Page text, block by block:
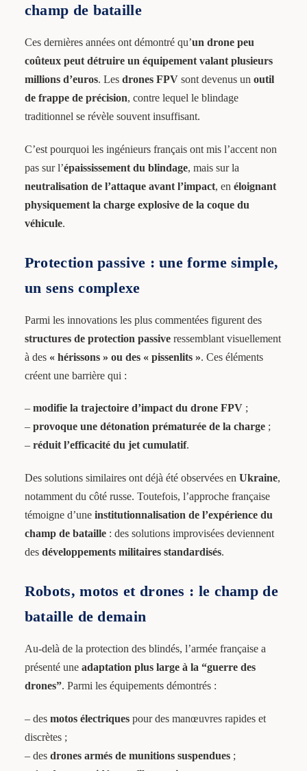
champ de bataille
Ces dernières années ont démontré qu’un drone peu
coûteux peut détruire un équipement valant plusieurs
millions d’euros. Les drones FPVsont devenus un outil
de frappe de précision, contre lequel le blindage
traditionnel se révèle souvent insuffisant.
C’est pourquoi les ingénieurs français ont mis l’accent non
pas sur l’épaississement du blindage, mais sur la
neutralisation de l’attaque avant l’impact, en éloignant
physiquement la charge explosive de la coque du
véhicule.
Protection passive : une forme simple,
un sens complexe
Parmi les innovations les plus commentées figurent des
structures de protection passiveressemblant visuellement
à des « hérissons » ou des « pissenlits ». Ces éléments
créent une barrière qui :
– modifie la trajectoire d’impact du drone FPV;
– provoque une détonation prématurée de la charge;
– réduit l’efficacité du jet cumulatif.
Des solutions similaires ont déjà été observées en Ukraine,
notamment du côté russe. Toutefois, l’approche française
témoigne d’une institutionnalisation de l’expérience du
champ de bataille: des solutions improvisées deviennent
des développements militaires standardisés.
Robots, motos et drones : le champ de
bataille de demain
Au-delà de la protection des blindés, l’armée française a
présenté une adaptation plus large à la “guerre des
drones”. Parmi les équipements démontrés :
– des motos électriquespour des manœuvres rapides et
discrètes ;
– des drones armés de munitions suspendues;